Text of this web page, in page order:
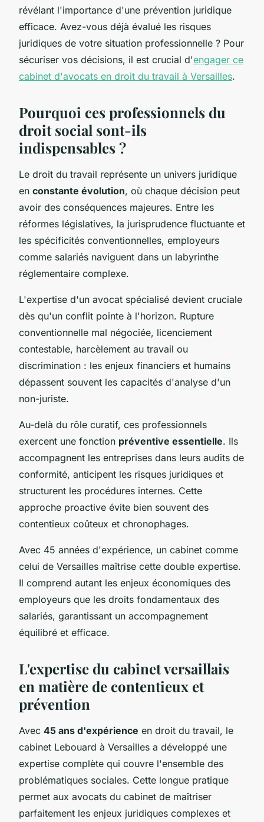
révélant l'importance d'une prévention juridique
efficace. Avez-vous déjà évalué les risques
juridiques de votre situation professionnelle ? Pour
sécuriser vos décisions, il est crucial d'engager ce
cabinet d'avocats en droit du travail à Versailles.
Pourquoi ces professionnels du
droit social sont-ils
indispensables ?
Le droit du travail représente un univers juridique
en constante évolution, où chaque décision peut
avoir des conséquences majeures. Entre les
réformes législatives, la jurisprudence fluctuante et
les spécificités conventionnelles, employeurs
comme salariés naviguent dans un labyrinthe
réglementaire complexe.
L'expertise d'un avocat spécialisé devient cruciale
dès qu'un conflit pointe à l'horizon. Rupture
conventionnelle mal négociée, licenciement
contestable, harcèlement au travail ou
discrimination : les enjeux financiers et humains
dépassent souvent les capacités d'analyse d'un
non-juriste.
Au-delà du rôle curatif, ces professionnels
exercent une fonction préventive essentielle. Ils
accompagnent les entreprises dans leurs audits de
conformité, anticipent les risques juridiques et
structurent les procédures internes. Cette
approche proactive évite bien souvent des
contentieux coûteux et chronophages.
Avec 45 années d'expérience, un cabinet comme
celui de Versailles maîtrise cette double expertise.
Il comprend autant les enjeux économiques des
employeurs que les droits fondamentaux des
salariés, garantissant un accompagnement
équilibré et efficace.
L'expertise du cabinet versaillais
en matière de contentieux et
prévention
Avec 45 ans d'expérience en droit du travail, le
cabinet Lebouard à Versailles a développé une
expertise complète qui couvre l'ensemble des
problématiques sociales. Cette longue pratique
permet aux avocats du cabinet de maîtriser
parfaitement les enjeux juridiques complexes et